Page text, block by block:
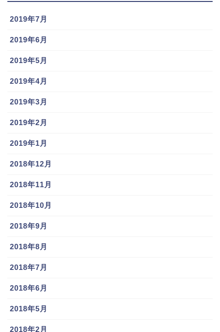
2019年7月
2019年6月
2019年5月
2019年4月
2019年3月
2019年2月
2019年1月
2018年12月
2018年11月
2018年10月
2018年9月
2018年8月
2018年7月
2018年6月
2018年5月
2018年2月